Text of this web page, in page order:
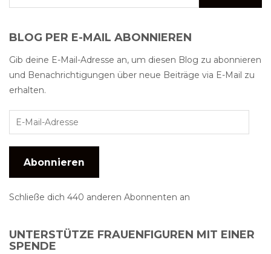
BLOG PER E-MAIL ABONNIEREN
Gib deine E-Mail-Adresse an, um diesen Blog zu abonnieren
und Benachrichtigungen über neue Beiträge via E-Mail zu
erhalten.
Abonnieren
Schließe dich 440 anderen Abonnenten an
UNTERSTÜTZE FRAUENFIGUREN MIT EINER
SPENDE